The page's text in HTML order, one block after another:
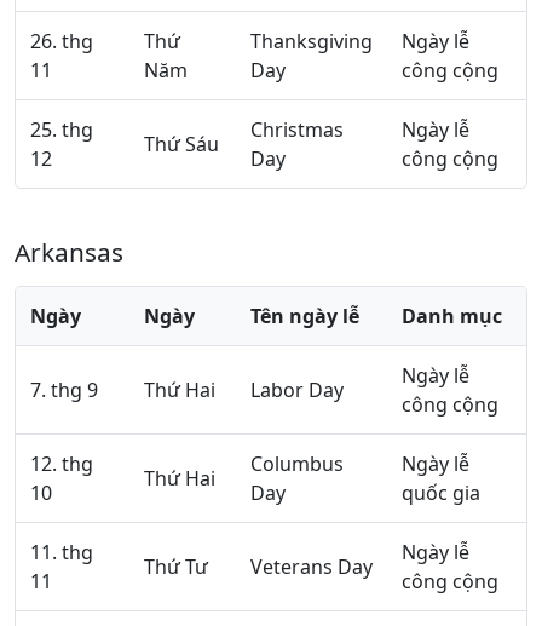
26. thg
11
Thứ
Năm
Thanksgiving
Day
Ngày lễ
công cộng
25. thg
12
Thứ Sáu
Christmas
Day
Ngày lễ
công cộng
Arkansas
Ngày Ngày Tên ngày lễ Danh mục
7. thg 9 Thứ Hai Labor Day
Ngày lễ
công cộng
12. thg
10
Thứ Hai
Columbus
Day
Ngày lễ
quốc gia
11. thg
11
Thứ Tư Veterans Day
Ngày lễ
công cộng